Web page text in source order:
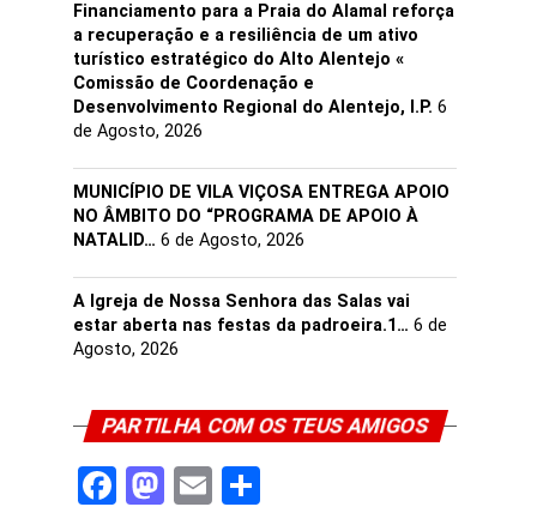
Financiamento para a Praia do Alamal reforça
a recuperação e a resiliência de um ativo
turístico estratégico do Alto Alentejo «
Comissão de Coordenação e
Desenvolvimento Regional do Alentejo, I.P. 6
de Agosto, 2026
MUNICÍPIO DE VILA VIÇOSA ENTREGA APOIO
NO ÂMBITO DO “PROGRAMA DE APOIO À
NATALID… 6 de Agosto, 2026
A Igreja de Nossa Senhora das Salas vai
estar aberta nas festas da padroeira.1… 6 de
Agosto, 2026
PARTILHA COM OS TEUS AMIGOS
Facebook
Mastodon
Email